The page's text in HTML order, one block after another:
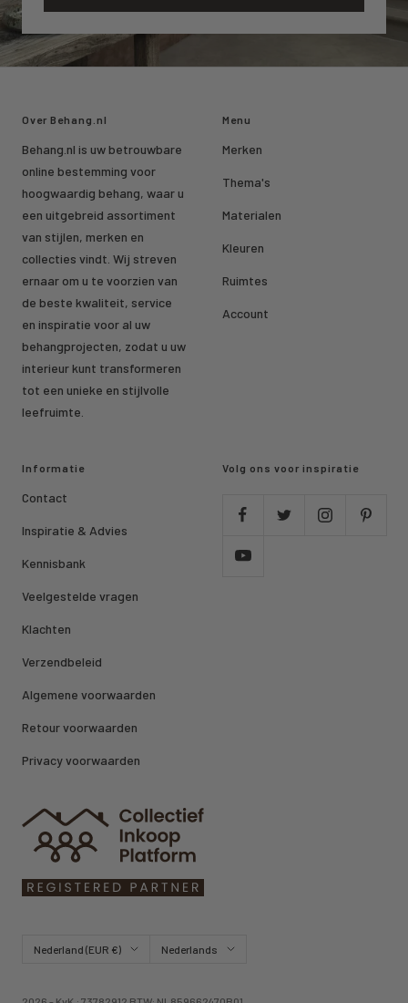
Over Behang.nl
Behang.nl is uw betrouwbare
online bestemming voor
hoogwaardig behang, waar u
een uitgebreid assortiment
van stijlen, merken en
collecties vindt. Wij streven
ernaar om u te voorzien van
de beste kwaliteit, service
en inspiratie voor al uw
behangprojecten, zodat u uw
interieur kunt transformeren
tot een unieke en stijlvolle
leefruimte.
Menu
Merken
Thema's
Materialen
Kleuren
Ruimtes
Account
Informatie
Contact
Inspiratie & Advies
Kennisbank
Veelgestelde vragen
Klachten
Verzendbeleid
Algemene voorwaarden
Retour voorwaarden
Privacy voorwaarden
Volg ons voor inspiratie
Land/regio Nederland (EUR €) TaalNederlands